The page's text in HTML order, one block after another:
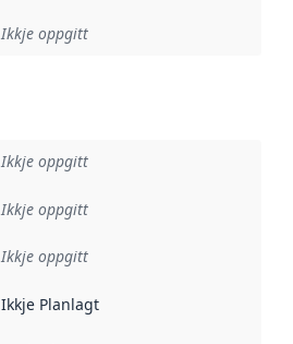
Ikkje oppgitt
Ikkje oppgitt
:
Ikkje oppgitt
Ikkje oppgitt
:
Ikkje Planlagt